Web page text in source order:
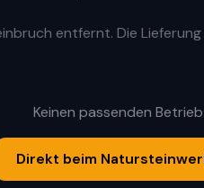
entfernt. Die
Keinen passenden
Direkt beim